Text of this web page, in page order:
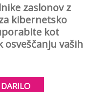
zaslonov z
kibernetsko
kot
vaših